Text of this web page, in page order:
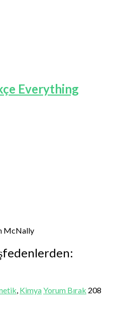
Everything
McNally
KimyaYorum Bırak 208